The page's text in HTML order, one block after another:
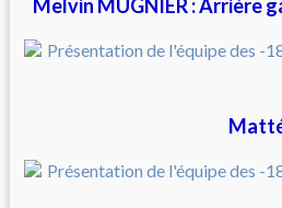
Melvin MUGNIER : Arrière